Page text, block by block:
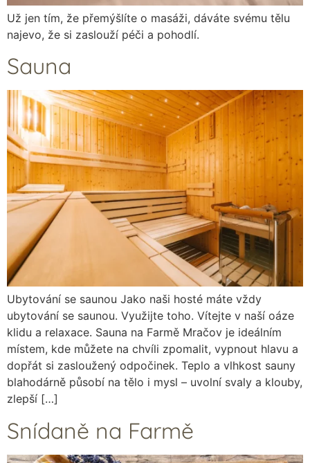
Už jen tím, že přemýšlíte o masáži, dáváte svému tělu
najevo, že si zaslouží péči a pohodlí.
Sauna
Ubytování se saunou Jako naši hosté máte vždy
ubytování se saunou. Využijte toho. Vítejte v naší oáze
klidu a relaxace. Sauna na Farmě Mračov je ideálním
místem, kde můžete na chvíli zpomalit, vypnout hlavu a
dopřát si zasloužený odpočinek. Teplo a vlhkost sauny
blahodárně působí na tělo i mysl – uvolní svaly a klouby,
zlepší […]
Snídaně na Farmě